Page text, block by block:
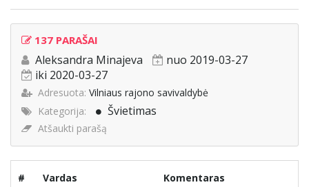
137 PARAŠAI
Aleksandra Minajeva
nuo 2019-03-27
iki 2020-03-27
Adresuota: Vilniaus rajono savivaldybė
Kategorija:
Švietimas
Atšaukti parašą
# Vardas Komentaras